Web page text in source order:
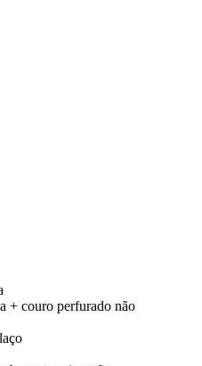
+ couro perfurado não